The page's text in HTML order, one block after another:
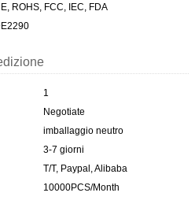
ROHS, FCC, IEC, FDA
1
Negotiate
imballaggio neutro
3-7 giorni
T/T, Paypal, Alibaba
10000PCS/Month